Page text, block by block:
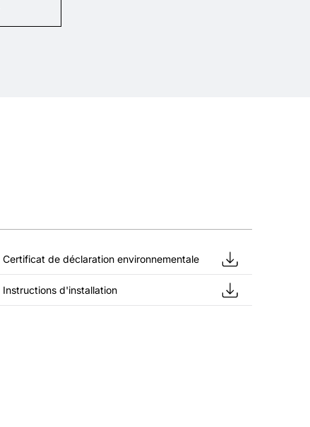
Certificat de déclaration environnementale
Instructions d'installation